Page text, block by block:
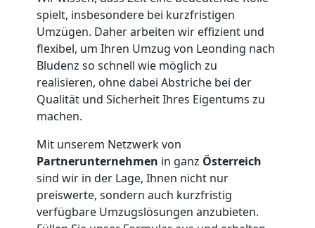
spielt, insbesondere bei kurzfristigen
Umzügen. Daher arbeiten wir effizient und
flexibel, um Ihren Umzug von Leonding nach
Bludenz so schnell wie möglich zu
realisieren, ohne dabei Abstriche bei der
Qualität und Sicherheit Ihres Eigentums zu
machen.
Mit unserem Netzwerk von
Partnerunternehmen in ganz Österreich
sind wir in der Lage, Ihnen nicht nur
preiswerte, sondern auch kurzfristig
verfügbare Umzugslösungen anzubieten.
Möbeltransport
National
Möbeltransport
International
Beiladung